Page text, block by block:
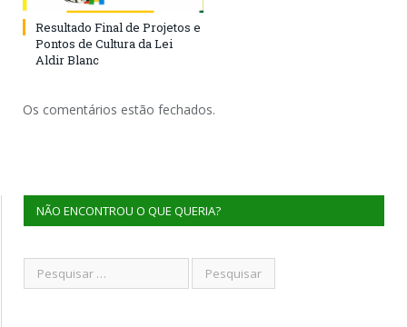
Resultado Final de Projetos e
Pontos de Cultura da Lei
Aldir Blanc
Os comentários estão fechados.
NÃO ENCONTROU O QUE QUERIA?